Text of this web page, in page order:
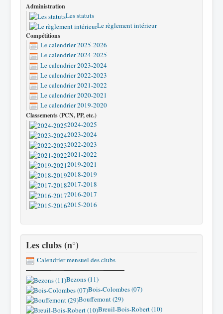
Administration
Les statuts
Le règlement intérieur
Compétitions
Le calendrier 2025-2026
Le calendrier 2024-2025
Le calendrier 2023-2024
Le calendrier 2022-2023
Le calendrier 2021-2022
Le calendrier 2020-2021
Le calendrier 2019-2020
Classements (PCN, PP, etc.)
2024-2025
2023-2024
2022-2023
2021-2022
2019-2021
2018-2019
2017-2018
2016-2017
2015-2016
Les clubs (n°)
Calendrier mensuel des clubs
Bezons (11)
Bois-Colombes (07)
Bouffemont (29)
Breuil-Bois-Robert (10)